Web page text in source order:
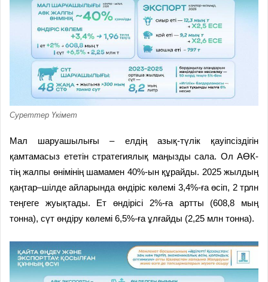
Суреттер Үкімет
Мал шаруашылығы – елдің азық-түлік қауіпсіздігін
қамтамасыз ететін стратегиялық маңызды сала. Ол АӨК-
тің жалпы өнімінің шамамен 40%-ын құрайды. 2025 жылдың
қаңтар–шілде айларында өндіріс көлемі 3,4%-ға өсіп, 2 трлн
теңгеге жуықтады. Ет өндірісі 2%-ға артты (608,8 мың
тонна), сүт өндіру көлемі 6,5%-ға ұлғайды (2,25 млн тонна).